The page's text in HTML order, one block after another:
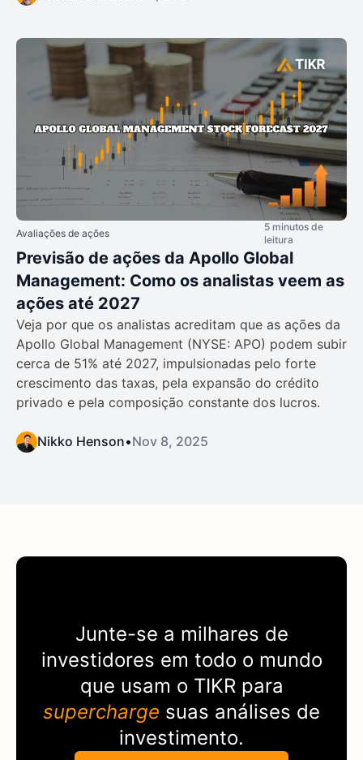
Avaliações de ações
5 minutos de
leitura
Previsão de ações da Apollo Global
Management: Como os analistas veem as
ações até 2027
Veja por que os analistas acreditam que as ações da
Apollo Global Management (NYSE: APO) podem subir
cerca de 51% até 2027, impulsionadas pelo forte
crescimento das taxas, pela expansão do crédito
privado e pela composição constante dos lucros.
Nikko Henson•Nov 8, 2025
Junte-se a milhares de
investidores em todo o mundo
que usam o TIKR para
supercharge suas análises de
investimento.